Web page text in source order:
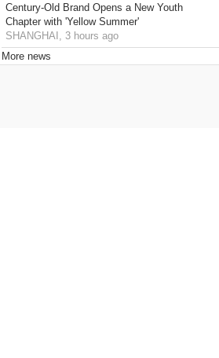
Century-Old Brand Opens a New Youth
Chapter with 'Yellow Summer'
SHANGHAI, 3 hours ago
More news